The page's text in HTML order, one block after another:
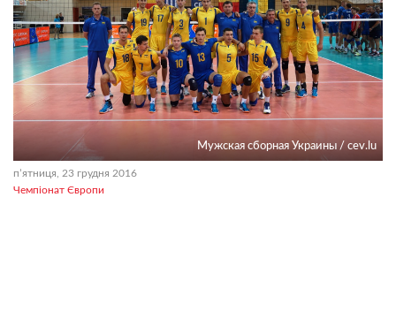
Мужская сборная Украины / cev.lu
пʼятниця, 23 грудня 2016
Чемпіонат Європи